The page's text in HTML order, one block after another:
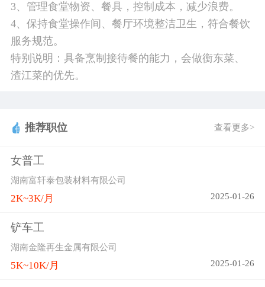
3、管理食堂物资、餐具，控制成本，减少浪费。
4、保持食堂操作间、餐厅环境整洁卫生，符合餐饮
服务规范。
特别说明：具备烹制接待餐的能力，会做衡东菜、
渣江菜的优先。
推荐职位 查看更多>
女普工
湖南富轩泰包装材料有限公司
2K~3K/月 2025-01-26
铲车工
湖南金隆再生金属有限公司
5K~10K/月 2025-01-26